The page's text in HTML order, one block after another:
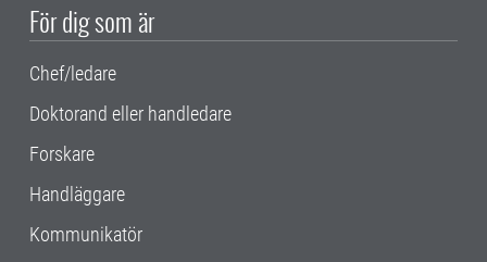
För dig som är
Chef/ledare
Doktorand eller handledare
Forskare
Handläggare
Kommunikatör